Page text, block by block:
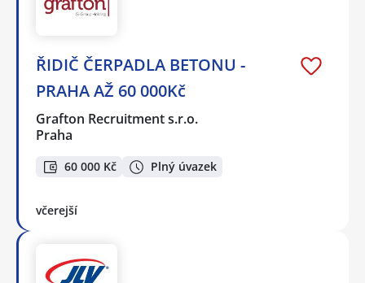
ŘIDIČ ČERPADLA BETONU -
PRAHA AŽ 60 000Kč
Grafton Recruitment s.r.o.
Praha
60 000 Kč Plný úvazek
včerejší